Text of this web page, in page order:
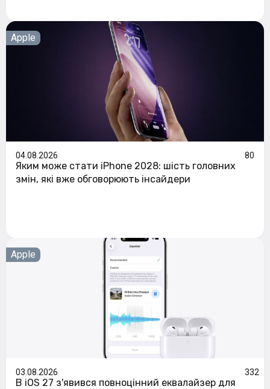
Apple
04.08.2026 80
Яким може стати iPhone 2028: шість головних
змін, які вже обговорюють інсайдери
Apple
03.08.2026 332
В iOS 27 з'явився повноцінний еквалайзер для